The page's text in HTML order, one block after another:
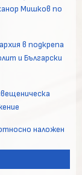
Мишков по
в подкрепа
и Български
наложен